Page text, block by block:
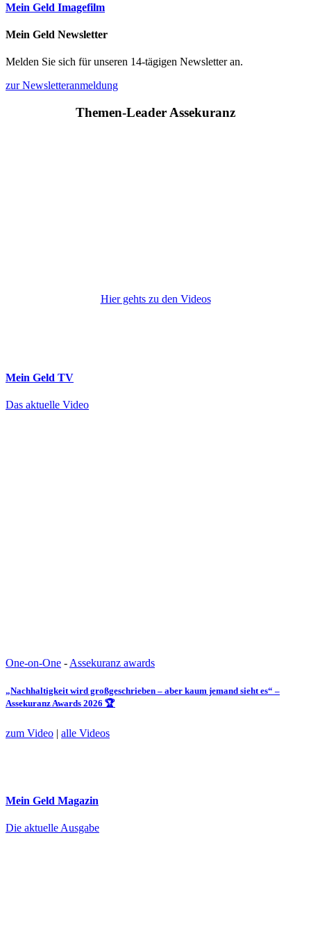
Mein Geld Imagefilm
Mein Geld Newsletter
Melden Sie sich für unseren 14-tägigen Newsletter an.
zur Newsletteranmeldung
Themen-Leader Assekuranz
Hier gehts zu den Videos
Mein Geld TV
Das aktuelle Video
One-on-One -Assekuranz awards
„Nachhaltigkeit wird großgeschrieben – aber kaum jemand sieht es“ –
Assekuranz Awards 2026 🏆
zum Video | alle Videos
Mein Geld Magazin
Die aktuelle Ausgabe